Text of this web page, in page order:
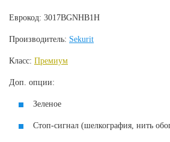
Еврокод: 3017BGNHB1H
Производитель: Sekurit
Класс: Премиум
Доп. опции:
Зеленое
Стоп-сигнал (шелкография, нить